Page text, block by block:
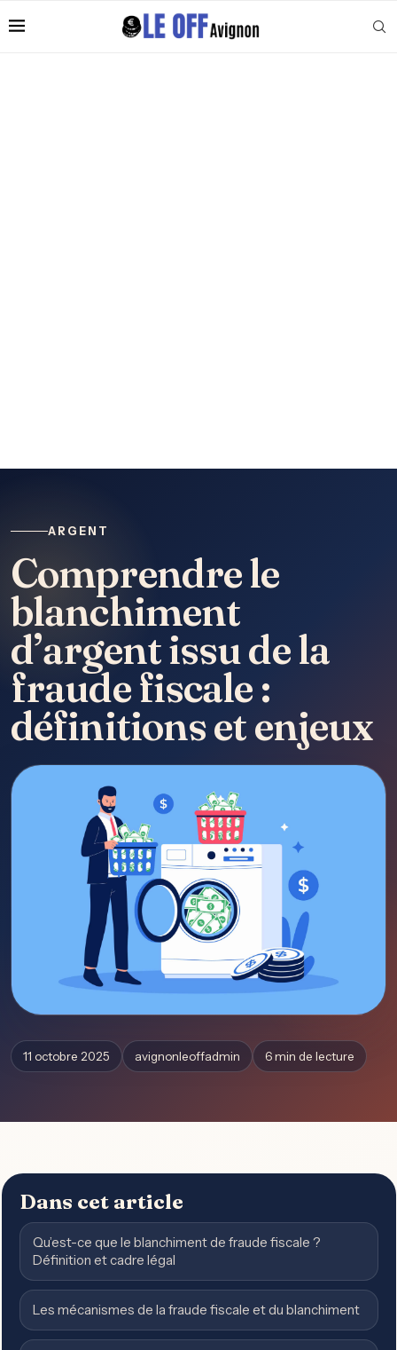
ARGENT
Comprendre le
blanchiment
d’argent issu de la
fraude fiscale :
définitions et enjeux
11 octobre 2025 avignonleoffadmin 6 min de lecture
Dans cet article
Qu’est-ce que le blanchiment de fraude fiscale ?
Définition et cadre légal
Les mécanismes de la fraude fiscale et du blanchiment